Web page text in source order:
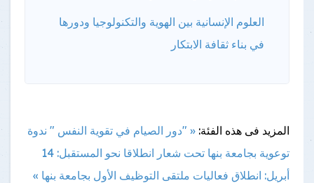
العلوم الإنسانية بين الهوية والتكنولوجيا ودورها
في بناء ثقافة الابتكار
المزيد فى هذه الفئة: « "دور الصيام في تقوية النفس " ندوة
توعوية بجامعة بنها
تحت شعار انطلاقا نحو المستقبل: 14
أبريل: انطلاق فعاليات ملتقى التوظيف الأول بجامعة بنها »